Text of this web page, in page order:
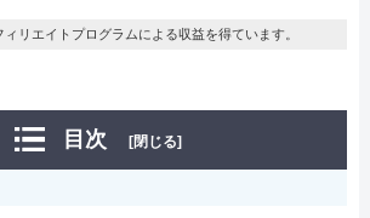
リエイトプログラムによる収益を得ています。
目次 [閉じる]